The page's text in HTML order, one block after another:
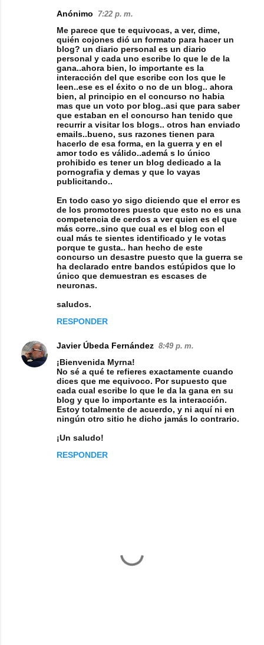
Anónimo 7:22 p. m.
Me parece que te equivocas, a ver, dime,
quién cojones dió un formato para hacer un
blog? un diario personal es un diario
personal y cada uno escribe lo que le de la
gana..ahora bien, lo importante es la
interacción del que escribe con los que le
leen..ese es el éxito o no de un blog.. ahora
bien, al principio en el concurso no habia
mas que un voto por blog..asi que para saber
que estaban en el concurso han tenido que
recurrir a visitar los blogs.. otros han enviado
emails..bueno, sus razones tienen para
hacerlo de esa forma, en la guerra y en el
amor todo es válido..ademá s lo único
prohibido es tener un blog dedicado a la
pornografia y demas y que lo vayas
publicitando..
En todo caso yo sigo diciendo que el error es
de los promotores puesto que esto no es una
competencia de cerdos a ver quien es el que
más corre..sino que cual es el blog con el
cual más te sientes identificado y le votas
porque te gusta.. han hecho de este
concurso un desastre puesto que la guerra se
ha declarado entre bandos estúpidos que lo
único que demuestran es escases de
neuronas.
saludos.
RESPONDER
Javier Úbeda Fernández 8:49 p. m.
¡Bienvenida Myrna!
No sé a qué te refieres exactamente cuando
dices que me equivoco. Por supuesto que
cada cual escribe lo que le da la gana en su
blog y que lo importante es la interacción.
Estoy totalmente de acuerdo, y ni aquí ni en
ningún otro sitio he dicho jamás lo contrario.
¡Un saludo!
RESPONDER